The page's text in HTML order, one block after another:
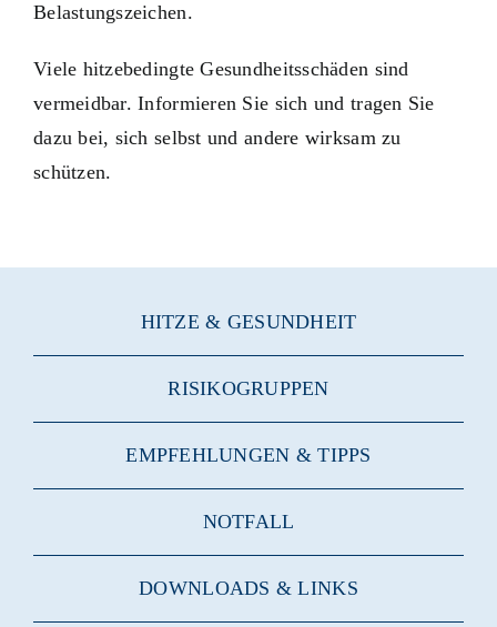
Belastungszeichen.
Viele hitzebedingte Gesundheitsschäden sind
vermeidbar. Informieren Sie sich und tragen Sie
dazu bei, sich selbst und andere wirksam zu
schützen.
HITZE & GESUNDHEIT
RISIKOGRUPPEN
EMPFEHLUNGEN & TIPPS
NOTFALL
DOWNLOADS & LINKS